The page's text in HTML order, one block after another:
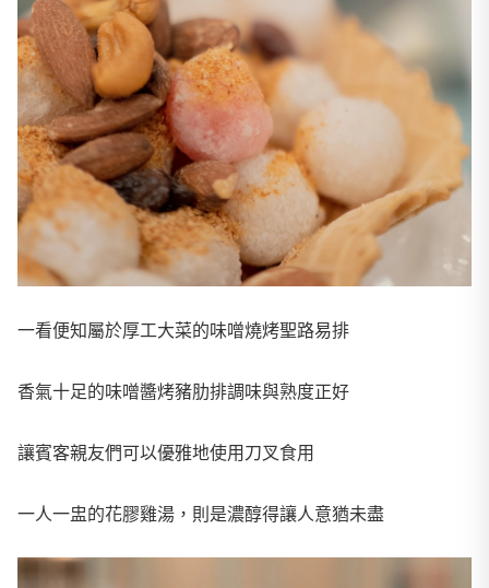
一看便知屬於厚工大菜的味噌燒烤聖路易排
香氣十足的味噌醬烤豬肋排調味與熟度正好
讓賓客親友們可以優雅地使用刀叉食用
一人一盅的花膠雞湯，則是濃醇得讓人意猶未盡